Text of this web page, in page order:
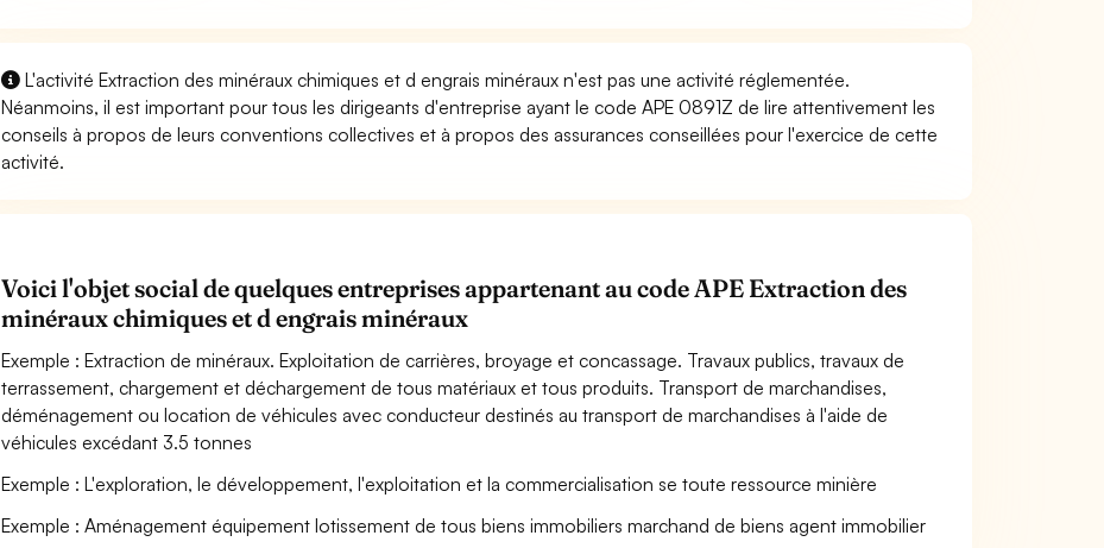
L'activité Extraction des minéraux chimiques et d engrais minéraux n'est pas une activité réglementée.
Néanmoins, il est important pour tous les dirigeants d'entreprise ayant le code APE 0891Z de lire attentivement les
conseils à propos de leurs conventions collectives et à propos des assurances conseillées pour l'exercice de cette
activité.
Voici l'objet social de quelques entreprises appartenant au code APE Extraction des
minéraux chimiques et d engrais minéraux
Exemple : Extraction de minéraux. Exploitation de carrières, broyage et concassage. Travaux publics, travaux de
terrassement, chargement et déchargement de tous matériaux et tous produits. Transport de marchandises,
déménagement ou location de véhicules avec conducteur destinés au transport de marchandises à l'aide de
véhicules excédant 3.5 tonnes
Exemple : L'exploration, le développement, l'exploitation et la commercialisation se toute ressource minière
Exemple : Aménagement équipement lotissement de tous biens immobiliers marchand de biens agent immobilier